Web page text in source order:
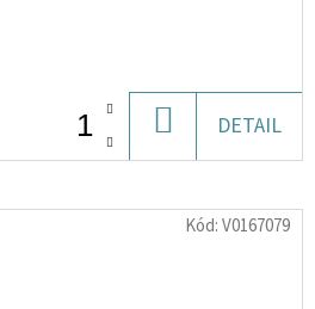
KOŠÍKU
DETAIL
Kód:V0167079